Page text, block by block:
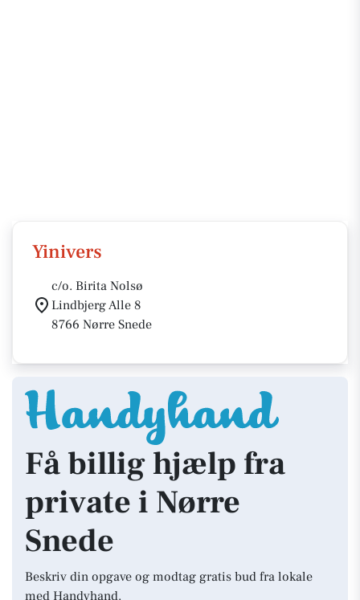
Yinivers
c/o. Birita Nolsø
Lindbjerg Alle 8
8766 Nørre Snede
Få billig hjælp fra
private i Nørre
Snede
Beskriv din opgave og modtag gratis bud fra lokale
med Handyhand.